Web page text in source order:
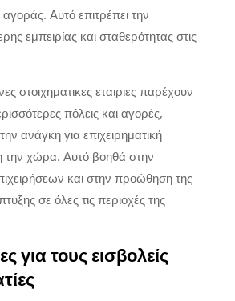
Αυτό επιτρέπει την
εμπειρίας και σταθερότητας στις
στοιχηματικες εταιριες παρέχουν
πόλεις και αγορές,
ανάγκη για επιχειρηματική
την χώρα. Αυτό βοηθά στην
και στην προώθηση της
σε όλες τις περιοχές της
για τους εισβολείς